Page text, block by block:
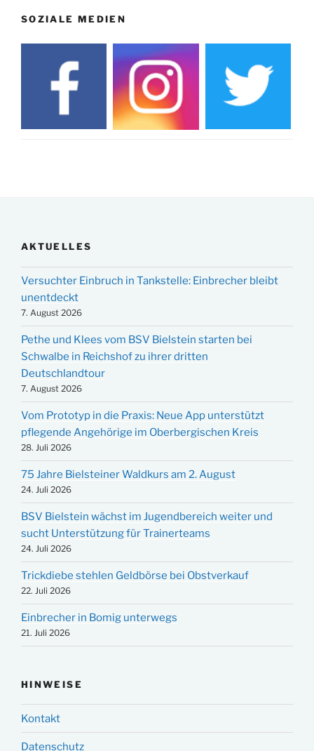
SOZIALE MEDIEN
AKTUELLES
Versuchter Einbruch in Tankstelle: Einbrecher bleibt
unentdeckt
7. August 2026
Pethe und Klees vom BSV Bielstein starten bei
Schwalbe in Reichshof zu ihrer dritten
Deutschlandtour
7. August 2026
Vom Prototyp in die Praxis: Neue App unterstützt
pflegende Angehörige im Oberbergischen Kreis
28. Juli 2026
75 Jahre Bielsteiner Waldkurs am 2. August
24. Juli 2026
BSV Bielstein wächst im Jugendbereich weiter und
sucht Unterstützung für Trainerteams
24. Juli 2026
Trickdiebe stehlen Geldbörse bei Obstverkauf
22. Juli 2026
Einbrecher in Bomig unterwegs
21. Juli 2026
HINWEISE
Kontakt
Datenschutz